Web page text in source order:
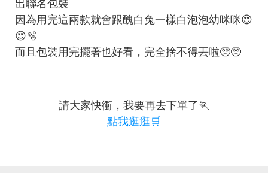
因為用完這兩款就會跟醜白兔一樣白泡泡幼咪咪😍
😍🫧
而且包裝用完擺著也好看，完全捨不得丟啦🥺🥺
請大家快衝，我要再去下單了🏃
點我逛逛🛒